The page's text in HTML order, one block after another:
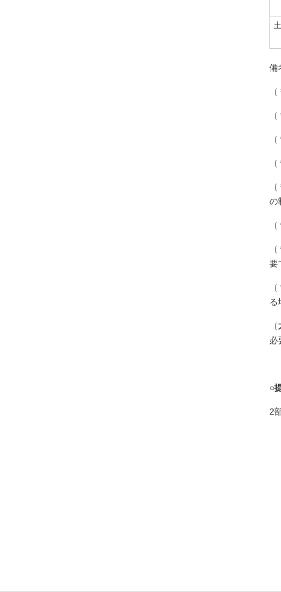
備
の
要
る
（
必
○
2